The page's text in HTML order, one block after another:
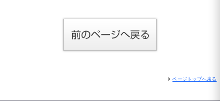
ページトップへ戻る